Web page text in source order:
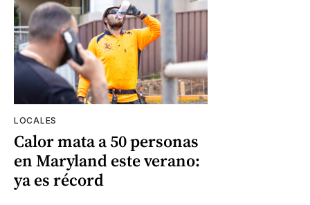
LOCALES
Calor mata a 50 personas
en Maryland este verano:
ya es récord